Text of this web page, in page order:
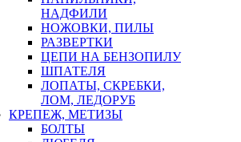
НАДФИЛИ
НОЖОВКИ, ПИЛЫ
РАЗВЕРТКИ
ЦЕПИ НА БЕНЗОПИЛУ
ШПАТЕЛЯ
ЛОПАТЫ, СКРЕБКИ,
ЛОМ, ЛЕДОРУБ
КРЕПЕЖ, МЕТИЗЫ
БОЛТЫ